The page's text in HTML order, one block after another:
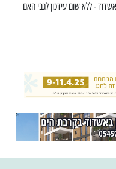
- ללא שום עידכון לגבי האם